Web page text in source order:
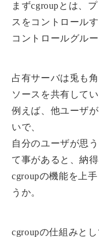
まずcgroupとは、
スをコントロールす
コントロールグル
占有サーバは兎も
ソースを共有してい
例えば、他ユーザ
いで、
自分のユーザが思
て事があると、納
cgroupの機能を上
うか。
cgroupの仕組みと